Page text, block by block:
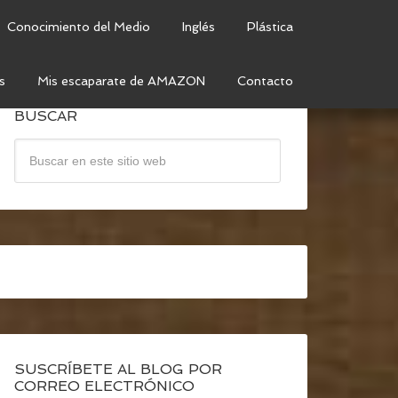
Conocimiento del Medio Inglés Plástica
Mis escaparate de AMAZON Contacto
BUSCAR
SUSCRÍBETE AL BLOG POR
CORREO ELECTRÓNICO